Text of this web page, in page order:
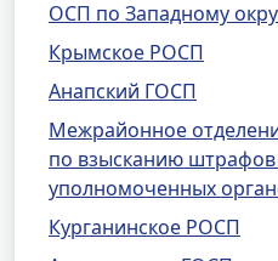
ОСП по Западному
Крымское РОСП
Анапский ГОСП
Межрайонное
по взысканию
уполномоченных
Курганинское РОСП